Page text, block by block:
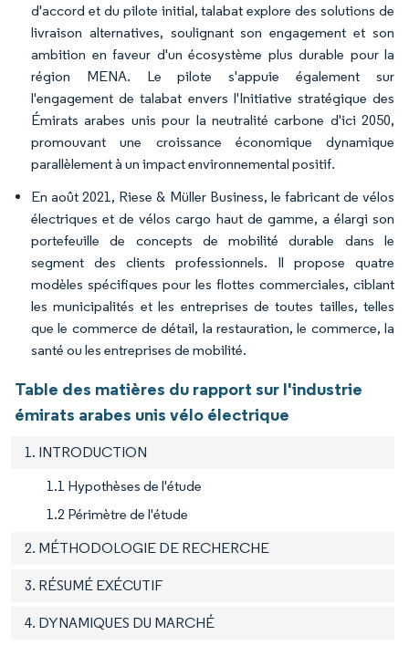
d'accord et du pilote initial, talabat explore des solutions de
livraison alternatives, soulignant son engagement et son
ambition en faveur d'un écosystème plus durable pour la
région MENA. Le pilote s'appuie également sur
l'engagement de talabat envers l'Initiative stratégique des
Émirats arabes unis pour la neutralité carbone d'ici 2050,
promouvant une croissance économique dynamique
parallèlement à un impact environnemental positif.
En août 2021, Riese & Müller Business, le fabricant de vélos
électriques et de vélos cargo haut de gamme, a élargi son
portefeuille de concepts de mobilité durable dans le
segment des clients professionnels. Il propose quatre
modèles spécifiques pour les flottes commerciales, ciblant
les municipalités et les entreprises de toutes tailles, telles
que le commerce de détail, la restauration, le commerce, la
santé ou les entreprises de mobilité.
Table des matières du rapport sur l'industrie
émirats arabes unis vélo électrique
1. INTRODUCTION
1.1 Hypothèses de l'étude
1.2 Périmètre de l'étude
2. MÉTHODOLOGIE DE RECHERCHE
3. RÉSUMÉ EXÉCUTIF
4. DYNAMIQUES DU MARCHÉ